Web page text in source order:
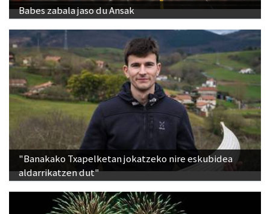
Babes zabala jaso du Ansak
"Banakako Txapelketan jokatzeko nire eskubidea
aldarrikatzen dut"